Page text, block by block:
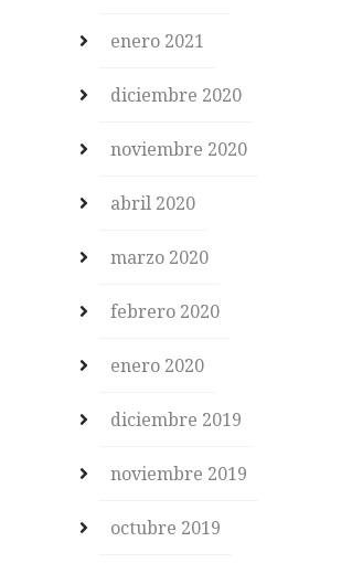
enero 2021
diciembre 2020
noviembre 2020
abril 2020
marzo 2020
febrero 2020
enero 2020
diciembre 2019
noviembre 2019
octubre 2019